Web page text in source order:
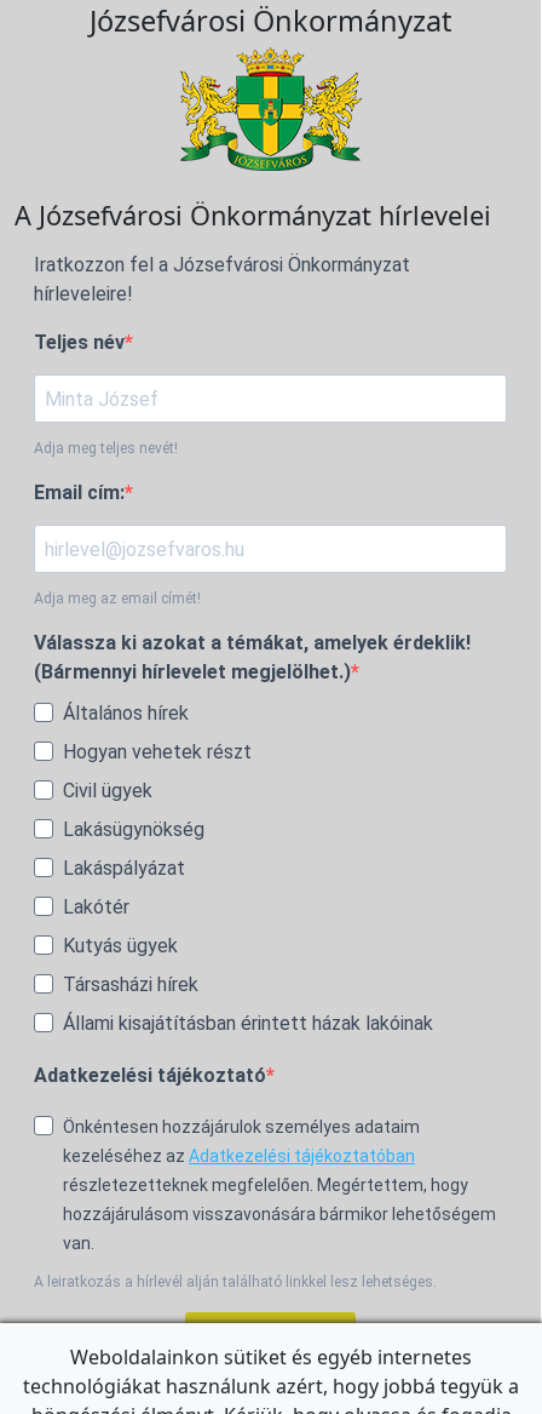
Józsefvárosi Önkormányzat
A Józsefvárosi Önkormányzat hírlevelei
Iratkozzon fel a Józsefvárosi Önkormányzat
hírleveleire!
Teljes név
Adja meg teljes nevét!
Email cím:
Adja meg az email címét!
Válassza ki azokat a témákat, amelyek érdeklik!
(Bármennyi hírlevelet megjelölhet.)
Általános hírek
Hogyan vehetek részt
Civil ügyek
Lakásügynökség
Lakáspályázat
Lakótér
Kutyás ügyek
Társasházi hírek
Állami kisajátításban érintett házak lakóinak
Adatkezelési tájékoztató
Önkéntesen hozzájárulok személyes adataim
kezeléséhez az Adatkezelési tájékoztatóban
részletezetteknek megfelelően. Megértettem, hogy
hozzájárulásom visszavonására bármikor lehetőségem
van.
A leiratkozás a hírlevél alján található linkkel lesz lehetséges.
For the English Newsletter, clickHERE.
Weboldalainkon sütiket és egyéb internetes
technológiákat használunk azért, hogy jobbá tegyük a